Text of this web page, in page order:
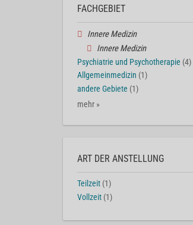
FACHGEBIET
Innere Medizin
Innere Medizin
Psychiatrie und Psychotherapie (4)
Allgemeinmedizin (1)
andere Gebiete (1)
mehr »
ART DER ANSTELLUNG
Teilzeit (1)
Vollzeit (1)